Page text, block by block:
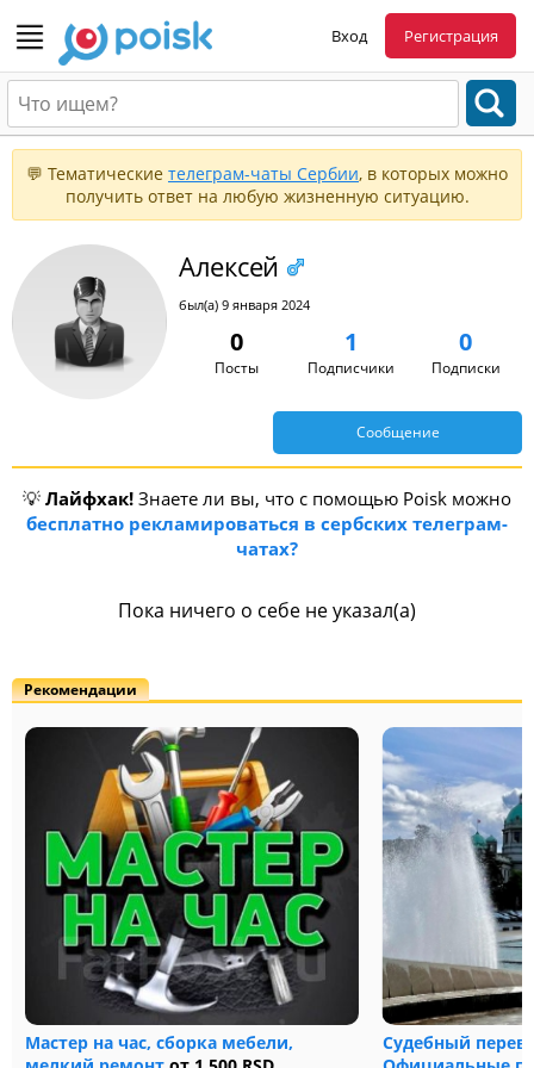
Вход Регистрация
💬 Тематические телеграм-чаты Сербии, в которых можно
получить ответ на любую жизненную ситуацию.
Алексей
был(а) 9 января 2024
0
Посты
1
Подписчики
0
Подписки
Сообщение
💡 Лайфхак! Знаете ли вы, что с помощью Poisk можно
бесплатно рекламироваться в сербских телеграм-
чатах?
Пока ничего о себе не указал(а)
Рекомендации
Мастер на час, сборка мебели,
Судебный